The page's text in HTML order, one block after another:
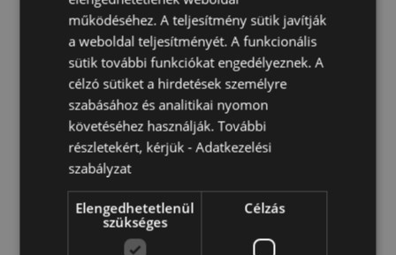
Termékjellemzők
További
Információ
Kúp Magassága 3cm Szélesség 1cm Vastagság 1cm
Tartó 0.5x2x2cm
8908005960089
360
0.045000
Nem
működéséhez. A teljesítmény sütik javítják
a weboldal teljesítményét. A funkcionális
sütik további funkciókat engedélyeznek. A
célzó sütiket a hirdetések személyre
szabásához és analitikai nyomon
követéséhez használják. További
részletekért, kérjük -Adatkezelési
szabályzat
Elengedhetetlenül
szükséges
Célzás